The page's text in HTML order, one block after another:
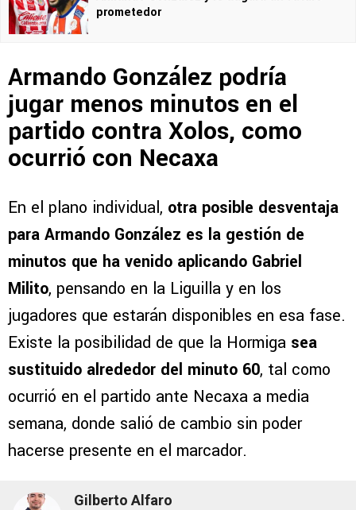
prometedor
Armando González podría
jugar menos minutos en el
partido contra Xolos, como
ocurrió con Necaxa
En el plano individual, otra posible desventaja
para Armando González es la gestión de
minutos que ha venido aplicando Gabriel
Milito, pensando en la Liguilla y en los
jugadores que estarán disponibles en esa fase.
Existe la posibilidad de que la Hormiga sea
sustituido alrededor del minuto 60, tal como
ocurrió en el partido ante Necaxa a media
semana, donde salió de cambio sin poder
hacerse presente en el marcador.
Gilberto Alfaro